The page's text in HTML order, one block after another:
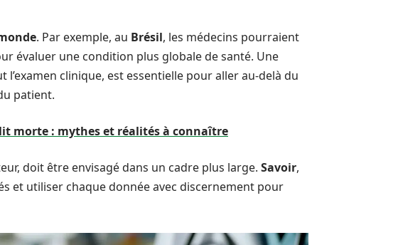
. Par exemple, au Brésil, les médecins pourraient
évaluer une condition plus globale de santé. Une
clinique, est essentielle pour aller au-delà du
patient.
morte : mythes et réalités à connaître
doit être envisagé dans un cadre plus large. Savoir,
et utiliser chaque donnée avec discernement pour